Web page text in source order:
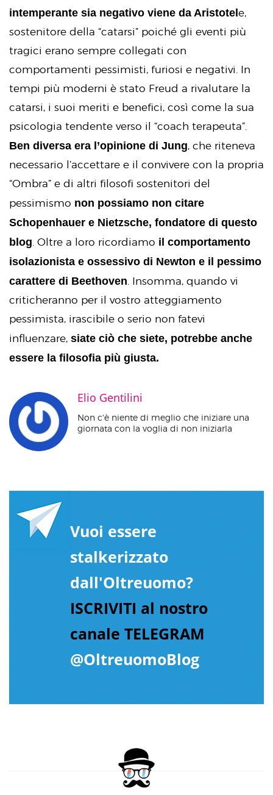
intemperante sia negativo viene da Aristotele,
sostenitore della “catarsi” poiché gli eventi più
tragici erano sempre collegati con
comportamenti pessimisti, furiosi e negativi. In
tempi più moderni è stato Freud a rivalutare la
catarsi, i suoi meriti e benefici, così come la sua
psicologia tendente verso il “coach terapeuta”.
Ben diversa era l’opinione di Jung, che riteneva
necessario l’accettare e il convivere con la propria
“Ombra” e di altri filosofi sostenitori del
pessimismo non possiamo non citare
Schopenhauer e Nietzsche, fondatore di questo
blog. Oltre a loro ricordiamo il comportamento
isolazionista e ossessivo di Newton e il pessimo
carattere di Beethoven. Insomma, quando vi
criticheranno per il vostro atteggiamento
pessimista, irascibile o serio non fatevi
influenzare, siate ciò che siete, potrebbe anche
essere la filosofia più giusta.
Elio Gentilini
Non c'è niente di meglio che iniziare una
giornata con la voglia di non iniziarla
Vuoi essere
stalkerizzato
dall'Oltreuomo?
ISCRIVITI al nostro
canale TELEGRAM
@OltreuomoBlog